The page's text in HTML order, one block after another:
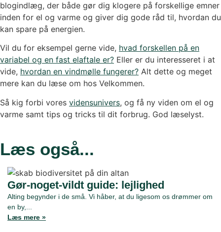
blogindlæg, der både gør dig klogere på forskellige emner
inden for el og varme og giver dig gode råd til, hvordan du
kan spare på energien.
Vil du for eksempel gerne vide, hvad forskellen på en
variabel og en fast elaftale er? Eller er du interesseret i at
vide, hvordan en vindmølle fungerer? Alt dette og meget
mere kan du læse om hos Velkommen.
Så kig forbi vores vidensunivers, og få ny viden om el og
varme samt tips og tricks til dit forbrug. God læselyst.
Læs også...
Gør-noget-vildt guide: lejlighed
Alting begynder i de små. Vi håber, at du ligesom os drømmer om
en by,...
Læs mere »